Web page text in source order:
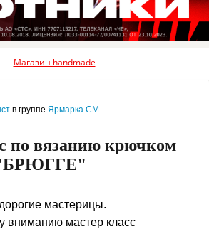
Магазин handmade
в группе Ярмарка СМ
по вязанию крючком
мастерицы.
вниманию мастер класс